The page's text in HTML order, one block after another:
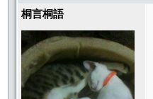
桐言桐語